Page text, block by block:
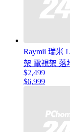
Raymii 瑞米
架 電視架 落
$2,499
$6,999